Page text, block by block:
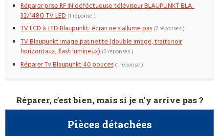
Réparer prise RF IN déféctueuse téléviseur BLAUPUNKT BLA-
32/148O TV LED (1 réponse )
TV LCD à LED Blaupunkt: écran ne s'allume pas (7 réponses )
TV Blaupunkt image pas nette (double image, traits noir
horizontaux, flash lumineux) (2 réponses )
Réparer Tv Blaupunkt 40 pouces (1 réponse )
Réparer, c'est bien, mais si je n'y arrive pas ?
Pièces détachées